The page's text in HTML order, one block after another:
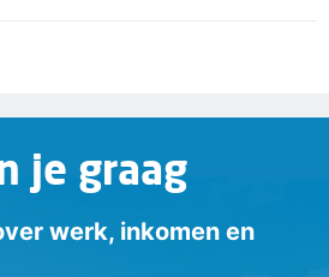
je graag
werk, inkomen en